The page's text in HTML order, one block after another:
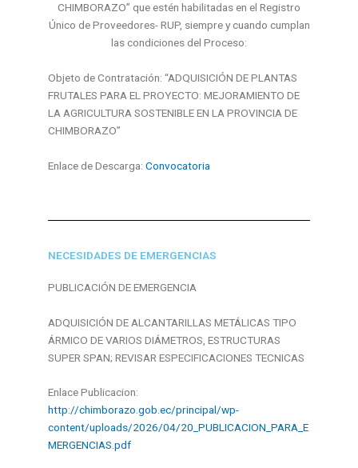
CHIMBORAZO” que estén habilitadas en el Registro
Único de Proveedores- RUP, siempre y cuando cumplan
las condiciones del Proceso:
Objeto de Contratación: “ADQUISICIÓN DE PLANTAS
FRUTALES PARA EL PROYECTO: MEJORAMIENTO DE
LA AGRICULTURA SOSTENIBLE EN LA PROVINCIA DE
CHIMBORAZO”
Enlace de Descarga: Convocatoria
NECESIDADES DE EMERGENCIAS
PUBLICACIÓN DE EMERGENCIA
ADQUISICIÓN DE ALCANTARILLAS METÁLICAS TIPO
ÁRMICO DE VARIOS DIÁMETROS, ESTRUCTURAS
SUPER SPAN; REVISAR ESPECIFICACIONES TECNICAS
Enlace Publicacion:
http://chimborazo.gob.ec/principal/wp-
content/uploads/2026/04/20_PUBLICACION_PARA_E
MERGENCIAS.pdf